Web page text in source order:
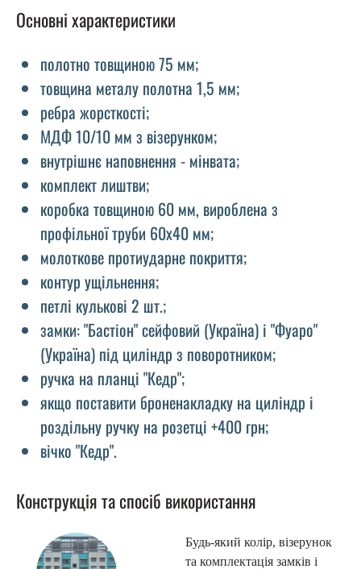
Основні характеристики
полотно товщиною 75 мм;
товщина металу полотна 1,5 мм;
ребра жорсткості;
МДФ 10/10 мм з візерунком;
внутрішнє наповнення - мінвата;
комплект лиштви;
коробка товщиною 60 мм, вироблена з
профільної труби 60х40 мм;
молоткове протиударне покриття;
контур ущільнення;
петлі кулькові 2 шт.;
замки: "Бастіон" сейфовий (Україна) і "Фуаро"
(Україна) під циліндр з поворотником;
ручка на планці "Кедр";
якщо поставити броненакладку на циліндр і
роздільну ручку на розетці +400 грн;
вічко "Кедр".
Конструкція та спосіб використання
Будь-який колір, візерунок
та комплектація замків і